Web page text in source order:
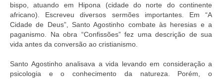
bispo, atuando em Hipona (cidade do norte do continente
africano). Escreveu diversos sermões importantes. Em “A
Cidade de Deus”, Santo Agostinho combate às heresias e a
paganismo. Na obra “Confissões” fez uma descrição de sua
vida antes da conversão ao cristianismo.
Santo Agostinho analisava a vida levando em consideração a
psicologia e o conhecimento da natureza. Porém, o